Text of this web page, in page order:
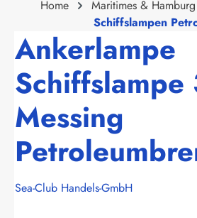
Home Maritimes & Hamburg
Schiffslampen
Ankerlampe
Schiffslampe
Messing
Sea-Club Handels-GmbH